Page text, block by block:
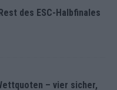
des ESC-Halbfinales
– vier sicher,